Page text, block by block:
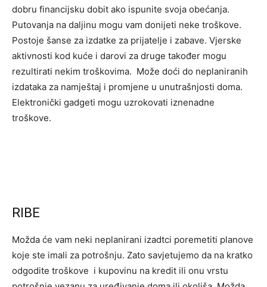
dobru financijsku dobit ako ispunite svoja obećanja.
Putovanja na daljinu mogu vam donijeti neke troškove.
Postoje šanse za izdatke za prijatelje i zabave. Vjerske
aktivnosti kod kuće i darovi za druge također mogu
rezultirati nekim troškovima. Može doći do neplaniranih
izdataka za namještaj i promjene u unutrašnjosti doma.
Elektronički gadgeti mogu uzrokovati iznenadne
troškove.
RIBE
Možda će vam neki neplanirani izadtci poremetiti planove
koje ste imali za potrošnju. Zato savjetujemo da na kratko
odgodite troškove i kupovinu na kredit ili onu vrstu